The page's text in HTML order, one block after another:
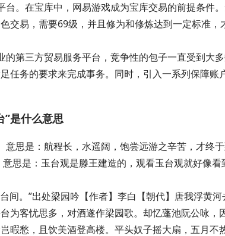
。在宝库中，网易游戏成为宝库交易的前提条件
交易，需要69级，并且修为和修炼达到一定标准，
第三方贸易服务平台，竞争性的包子一直受到大
任务的要求来完成事务。同时，引入一系列保障账
”是什么意思
意思是：航程长，水遥阔，饱尝远游之辛苦，才终
思是：玉台观是滕王建造的，观看玉台观就好像
间。”出处梁园吟【作者】李白【朝代】唐我浮黄
为客忧思多，对酒遂作梁园歌。却忆蓬池阮公咏，
暇愁，且饮美酒登高楼。平头奴子摇大扇，五月不